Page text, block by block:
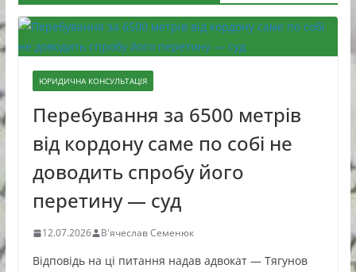
ЮРИДИЧНА КОНСУЛЬТАЦІЯ
Перебування за 6500 метрів
від кордону саме по собі не
доводить спробу його
перетину — суд
12.07.2026 В'ячеслав Семенюк
Відповідь на ці питання надав адвокат — Тягунов